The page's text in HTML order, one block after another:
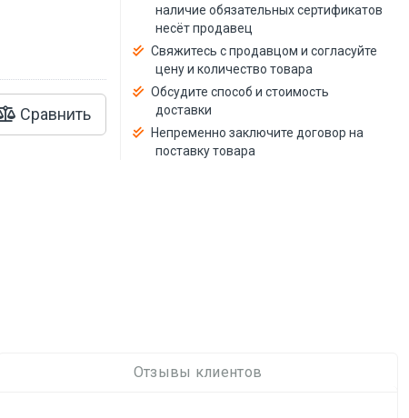
Сравнить
наличие обязательных сертификатов
несёт продавец
Свяжитесь с продавцом и согласуйте
цену и количество товара
Обсудите способ и стоимость
доставки
Непременно заключите договор на
поставку товара
Отзывы клиентов